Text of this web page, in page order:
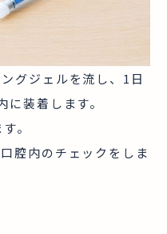
グジェルを流し、1日
装着します。
。
腔内のチェックをしま